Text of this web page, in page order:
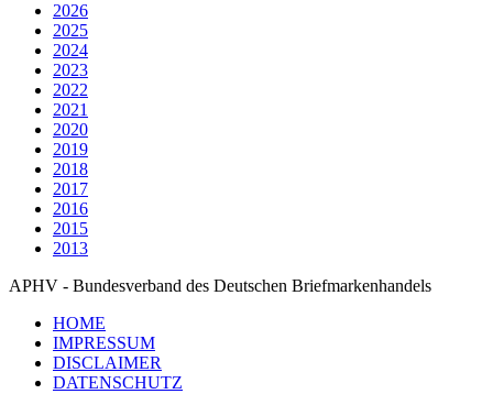
2026
2025
2024
2023
2022
2021
2020
2019
2018
2017
2016
2015
2013
APHV - Bundesverband des Deutschen Briefmarkenhandels
HOME
IMPRESSUM
DISCLAIMER
DATENSCHUTZ